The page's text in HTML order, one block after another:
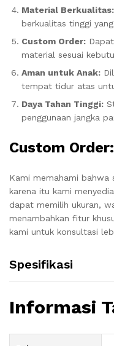
Material Berkualitas:
berkualitas tinggi
Custom Order:
material sesuai
Aman untuk Anak:
tempat tidur atas
Daya Tahan Tinggi:
penggunaan jangka
Custom Order:
Kami memahami bahwa
karena itu kami
dapat memilih ukuran,
menambahkan fitur
kami untuk konsultasi
Spesifikasi
Informasi